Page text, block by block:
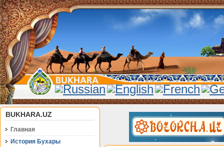
BUKHARA.UZ
Главная
История Бухары